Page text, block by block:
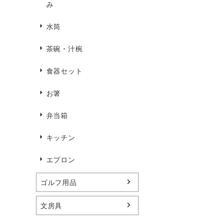
み
水筒
茶碗・汁椀
食器セット
お箸
弁当箱
キッチン
エプロン
ゴルフ用品
文房具